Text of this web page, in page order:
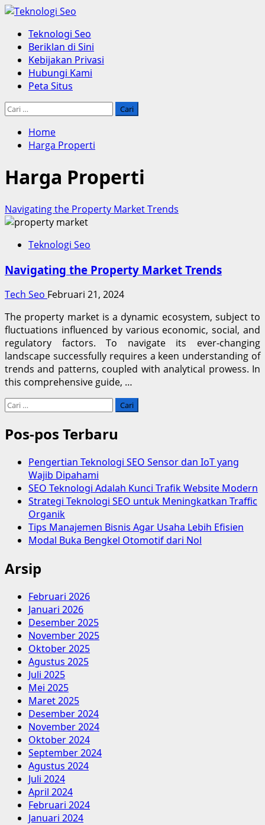
Skip
content
Primary
Menu
Teknologi Seo
Beriklan di Sini
Kebijakan Privasi
Hubungi Kami
Peta Situs
Cari
Home
Harga Properti
Harga Properti
Navigating the Property Market Trends
Teknologi Seo
Navigating the Property Market Trends
Tech Seo Februari 21, 2024
The property market is a dynamic ecosystem, subject to
fluctuations influenced by various economic, social, and
regulatory factors. To navigate its ever-changing
landscape successfully requires a keen understanding of
trends and patterns, coupled with analytical prowess. In
this comprehensive guide, …
Cari
Pos-pos Terbaru
Pengertian Teknologi SEO Sensor dan IoT yang
Wajib Dipahami
SEO Teknologi Adalah Kunci Trafik Website Modern
Strategi Teknologi SEO untuk Meningkatkan Traffic
Organik
Tips Manajemen Bisnis Agar Usaha Lebih Efisien
Modal Buka Bengkel Otomotif dari Nol
Arsip
Februari 2026
Januari 2026
Desember 2025
November 2025
Oktober 2025
Agustus 2025
Juli 2025
Mei 2025
Maret 2025
Desember 2024
November 2024
Oktober 2024
September 2024
Agustus 2024
Juli 2024
April 2024
Februari 2024
Januari 2024